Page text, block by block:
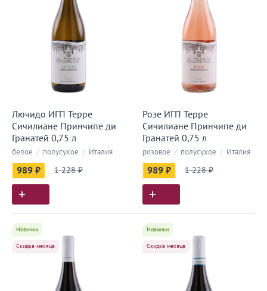
Лючидо ИГП Терре
Сичилиане Принчипе ди
Гранатей 0,75 л
белое / полусухое / Италия
989 ₽ 1 228 ₽
Розе ИГП Терре
Сичилиане Принчипе ди
Гранатей 0,75 л
розовое / полусухое / Италия
989 ₽ 1 228 ₽
Новинки
Скидка месяца
Новинки
Скидка месяца